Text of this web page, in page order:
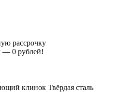
рассрочку
— 0 рублей!
клинок Твёрдая сталь